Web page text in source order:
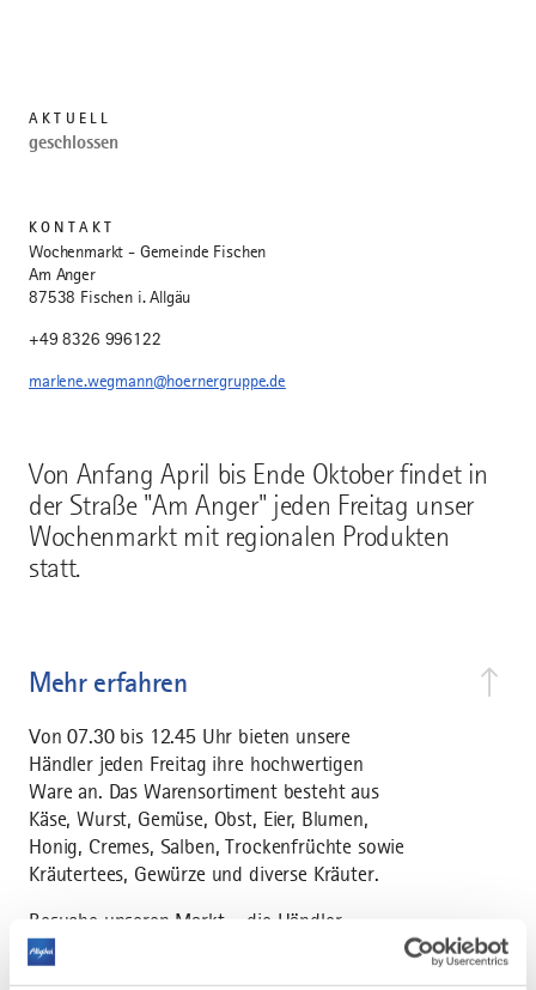
Von Anfang April bis Ende Oktober findet in
der Straße "Am Anger" jeden Freitag unser
Wochenmarkt mit regionalen Produkten
statt.
Mehr erfahren
Von 07.30 bis 12.45 Uhr bieten unsere
Händler jeden Freitag ihre hochwertigen
Ware an. Das Warensortiment besteht aus
Käse, Wurst, Gemüse, Obst, Eier, Blumen,
Honig, Cremes, Salben, Trockenfrüchte sowie
Kräutertees, Gewürze und diverse Kräuter.
Besuche unseren Markt – die Händler
freuen sich auf Dich.
AKTUELL
geschlossen
KONTAKT
Wochenmarkt - Gemeinde Fischen
Am Anger
87538 Fischen i. Allgäu
+49 8326 996122
marlene.wegmann@hoernergruppe.de